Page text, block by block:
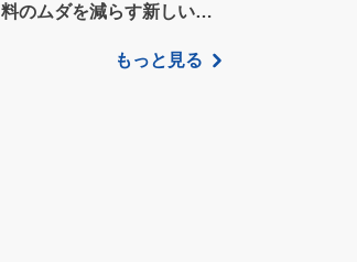
料のムダを減らす新しい家
もっと見る